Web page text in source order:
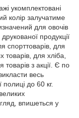
укомплектовані
колір залучатиме
для овочів
продукції
спорттоварів, для
товарів, для хліба,
товарів з акції. Є по
весь
до 60 кг.
впишеться у